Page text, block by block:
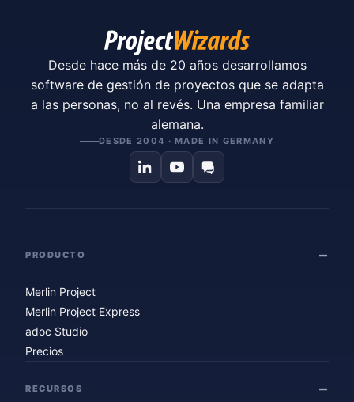
Desde hace más de 20 años desarrollamos
software de gestión de proyectos que se adapta
a las personas, no al revés. Una empresa familiar
alemana.
DESDE 2004 · MADE IN GERMANY
PRODUCTO
Merlin Project
Merlin Project Express
adoc Studio
Precios
RECURSOS